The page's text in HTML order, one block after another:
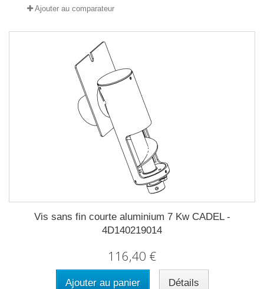
Ajouter au comparateur
Vis sans fin courte aluminium 7 Kw CADEL -
4D140219014
116,40 €
Ajouter au panier Détails